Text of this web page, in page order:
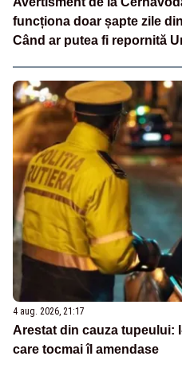
funcționa doar șapte zile
Când ar putea fi repornită
4 aug. 2026, 21:17
Arestat din cauza tupeului:
care tocmai îl amendase